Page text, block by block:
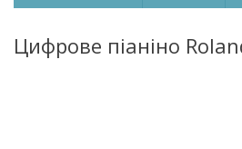
Цифрове піаніно